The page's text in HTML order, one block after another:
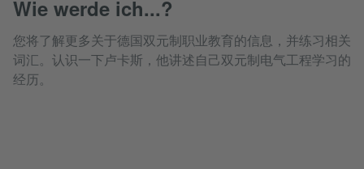
Wie werde ich...?
您将了解更多关于德国双元制职业教育的信息，并练习相关
词汇。认识一下卢卡斯，他讲述自己双元制电气工程学习的
经历。